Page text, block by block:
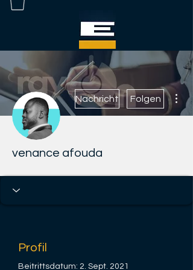
Nachricht Folgen
venance afouda
Profil
Beitrittsdatum: 2. Sept. 2021